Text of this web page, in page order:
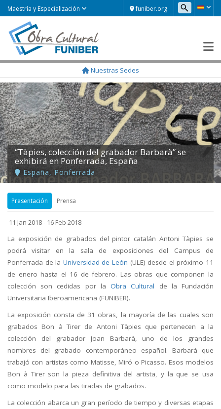
funiber.org
Maestría y Especialización
Nuestras Sedes
“Tàpies, colección del grabador Barbarà” se
exhibirá en Ponferrada, España
España, Ponferrada
Presentación Prensa
11 Jan 2018 - 16 Feb 2018
La exposición de grabados del pintor catalán Antoni Tàpies se
podrá visitar en la sala de exposiciones del Campus de
Ponferrada de la Universidad de León (ULE) desde el próximo 11
de enero hasta el 16 de febrero. Las obras que componen la
colección son cedidas por laObra Cultural de la Fundación
Universitaria Iberoamericana (FUNIBER).
La exposición consta de 31 obras, la mayoría de las cuales son
grabados Bon à Tirer de Antoni Tàpies que pertenecen a la
colección del grabador Joan Barbarà, uno de los grandes
nombres del grabado contemporáneo español. Barbarà que
trabajó con artistas como Matisse, Miró o Picasso. Esos modelos
Bon à Tirer son la pieza definitiva del artista, y la que se usa
como modelo para las tiradas de grabados.
La colección abarca un gran período de tiempo y diversas etapas